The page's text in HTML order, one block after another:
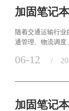
加固笔记
随着交通运输行业
通管理、物流调度
06-12 /
加固笔记